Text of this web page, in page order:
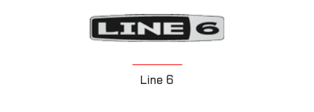
Line 6